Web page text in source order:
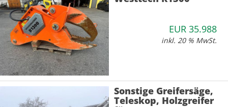
EUR 35.988
inkl. 20 % MwSt.
Sonstige Greifersäge,
Teleskop, Holzgreifer